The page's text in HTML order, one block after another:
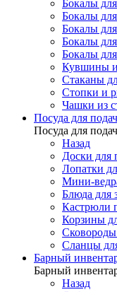
Бокалы
Бокалы
Бокалы
Бокалы
Бокалы
Кувшины
Стаканы
Стопки и
Чашки из
Посуда для
Посуда для
Назад
Доски для
Лопатки
Мини-
Блюда для
Кастрюли
Корзины
Сланцы
Барный
Барный
Назад